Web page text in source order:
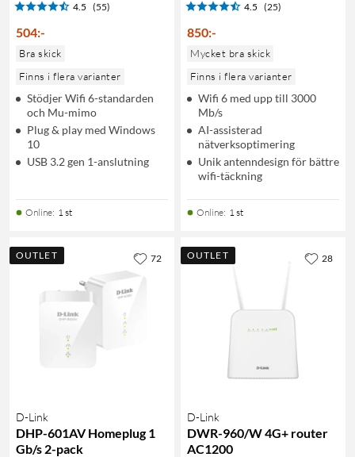
4.5 (55)
504:-
Bra skick
Finns i flera varianter
Stödjer Wifi 6-standarden
och Mu-mimo
Plug & play med Windows
10
USB 3.2 gen 1-anslutning
Online: 1 st
4.5 (25)
850:-
Mycket bra skick
Finns i flera varianter
Wifi 6 med upp till 3000
Mb/s
AI-assisterad
nätverksoptimering
Unik antenndesign för bättre
wifi-täckning
Online: 1 st
OUTLET
D-Link
DHP-601AV Homeplug 1
Gb/s 2-pack
72 OUTLET
D-Link
DWR-960/W 4G+ router
AC1200
28